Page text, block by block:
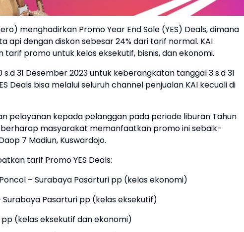
menghadirkan Promo Year End Sale (YES) Deals, dimana
dengan diskon sebesar 24% dari tarif normal. KAI
promo untuk kelas eksekutif, bisnis, dan ekonomi.
31 Desember 2023 untuk keberangkatan tanggal 3 s.d 31
Deals bisa melalui seluruh channel penjualan KAI kecuali di
pelayanan kepada pelanggan pada periode liburan Tahun
masyarakat memanfaatkan promo ini sebaik-
7 Madiun, Kuswardojo.
tarif Promo YES Deals:
– Surabaya Pasarturi pp (kelas ekonomi)
Pasarturi pp (kelas eksekutif)
(kelas eksekutif dan ekonomi)